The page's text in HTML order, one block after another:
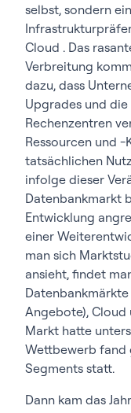
selbst, sondern
Cloud . Das
Verbreitung
dazu, dass
Upgrades und
Rechenzentren
Ressourcen und
tatsächlichen
infolge dieser
Datenbankmarkt
Entwicklung
einer
man sich
ansieht, findet
Angebote), Cloud
Markt hatte
Wettbewerb fand
Segments statt.
Dann kam das